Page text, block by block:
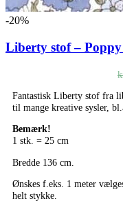
-20%
Liberty stof –
Fantastisk Liberty stof fra
til mange kreative sysler,
Bemærk!
1 stk. = 25 cm
Bredde 136 cm.
Ønskes f.eks. 1 meter
helt stykke.